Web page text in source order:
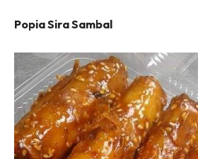
Popia Sira Sambal